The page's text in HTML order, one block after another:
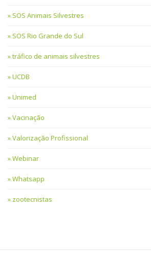
SOS Animais Silvestres
SOS Rio Grande do Sul
tráfico de animais silvestres
UCDB
Unimed
Vacinação
Valorização Profissional
Webinar
Whatsapp
zootecnistas